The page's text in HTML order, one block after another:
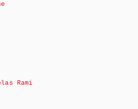
Rami